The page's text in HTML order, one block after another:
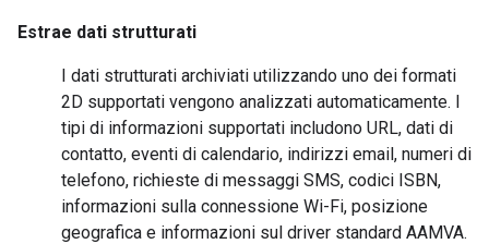
Estrae dati strutturati
I dati strutturati archiviati utilizzando uno dei formati
2D supportati vengono analizzati automaticamente. I
tipi di informazioni supportati includono URL, dati di
contatto, eventi di calendario, indirizzi email, numeri di
telefono, richieste di messaggi SMS, codici ISBN,
informazioni sulla connessione Wi-Fi, posizione
geografica e informazioni sul driver standard AAMVA.